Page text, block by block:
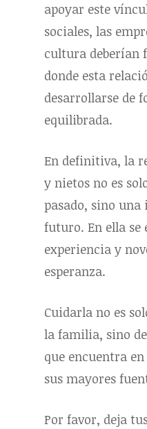
apoyar este
sociales, las
cultura deberían
donde esta
desarrollarse de
equilibrada.
En definitiva, la
y nietos no es
pasado, sino una
futuro. En ella se
experiencia y
esperanza.
Cuidarla no es
la familia, sino
que encuentra
sus mayores
Por favor, deja